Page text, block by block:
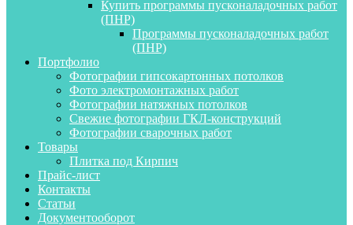
Купить программы пусконаладочных работ
(ПНР)
Программы пусконаладочных работ
(ПНР)
Портфолио
Фотографии гипсокартонных потолков
Фото электромонтажных работ
Фотографии натяжных потолков
Свежие фотографии ГКЛ-конструкций
Фотографии сварочных работ
Товары
Плитка под Кирпич
Прайс-лист
Контакты
Статьи
Документооборот